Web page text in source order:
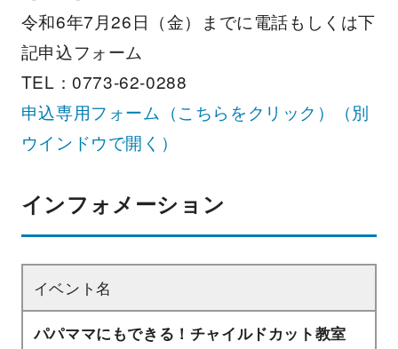
令和6年7月26日（金）までに電話もしくは下
記申込フォーム
TEL：0773-62-0288
申込専用フォーム（こちらをクリック）
（別
ウインドウで開く）
インフォメーション
イベント名
パパママにもできる！チャイルドカット教室